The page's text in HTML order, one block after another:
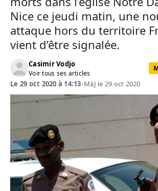
Nice ce jeudi matin, une
attaque hors du territoire
vient d’être signalée.
Casimir Vodjo
Voir tous ses articles
Le 29 oct 2020 à 14:13•MàJ le 29 oct 2020